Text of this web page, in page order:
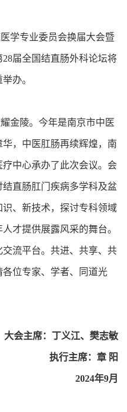
学专业委员会换届大会暨
届全国结直肠外科论坛将
办。
金陵。今年是南京市中医
，中医肛肠再续辉煌，南
中心承办了此次会议。会
直肠肛门疾病多学科及盆
、新技术，探讨专科领域
才提供展露风采的舞台。
流平台。共进、共享、共
位专家、学者、同道光
大会主席：丁义江、樊志敏
执行主席：章 阳
2024年9月